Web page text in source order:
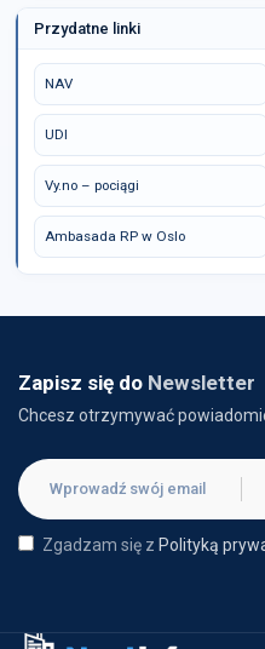
Przydatne linki
NAV
UDI
Vy.no – pociągi
Ambasada RP w Oslo
Zapisz się do Newsletter
Chcesz otrzymywać
Zgadzam się z Polityką